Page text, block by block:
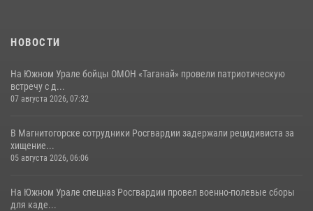
НОВОСТИ
На Южном Урале бойцы ОМОН «Таганай» провели патриотическую
встречу с д...
07 августа 2026, 07:32
В Магнитогорске сотрудники Росгвардии задержали рецидивиста за
хищение...
05 августа 2026, 06:06
На Южном Урале спецназ Росгвардии провел военно-полевые сборы
для каде...